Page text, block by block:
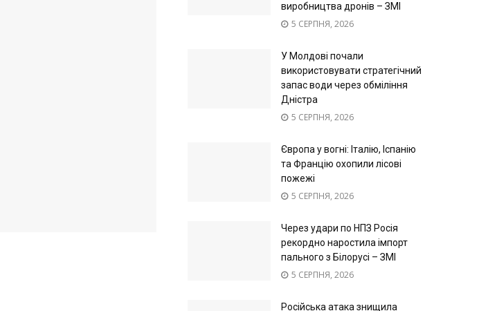
виробництва дронів – ЗМІ
5 СЕРПНЯ, 2026
У Молдові почали
використовувати стратегічний
запас води через обміління
Дністра
5 СЕРПНЯ, 2026
Європа у вогні: Італію, Іспанію
та Францію охопили лісові
пожежі
5 СЕРПНЯ, 2026
Через удари по НПЗ Росія
рекордно наростила імпорт
пального з Білорусі – ЗМІ
5 СЕРПНЯ, 2026
Російська атака знищила